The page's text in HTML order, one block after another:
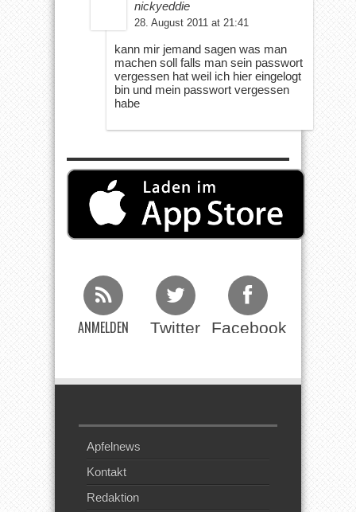
nickyeddie
28. August 2011 at 21:41
kann mir jemand sagen was man
machen soll falls man sein passwort
vergessen hat weil ich hier eingelogt
bin und mein passwort vergessen
habe
ANMELDEN Twitter Facebook
Apfelnews
Kontakt
Redaktion